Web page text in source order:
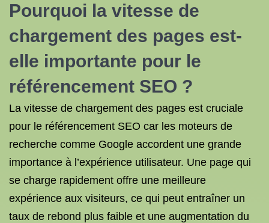
Pourquoi la vitesse de
chargement des pages est-
elle importante pour le
référencement SEO ?
La vitesse de chargement des pages est cruciale
pour le référencement SEO car les moteurs de
recherche comme Google accordent une grande
importance à l’expérience utilisateur. Une page qui
se charge rapidement offre une meilleure
expérience aux visiteurs, ce qui peut entraîner un
taux de rebond plus faible et une augmentation du